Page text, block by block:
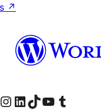
↗
account
side
Besøk vår Instagram-konto
Besøk vår LinkedIn-konto
Visit our TikTok account
Visit our YouTube channel
Visit our Tumblr account